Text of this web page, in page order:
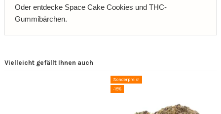
Oder entdecke Space Cake Cookies und THC-
Gummibärchen.
Vielleicht gefällt Ihnen auch
Sonderpreis!
-15%